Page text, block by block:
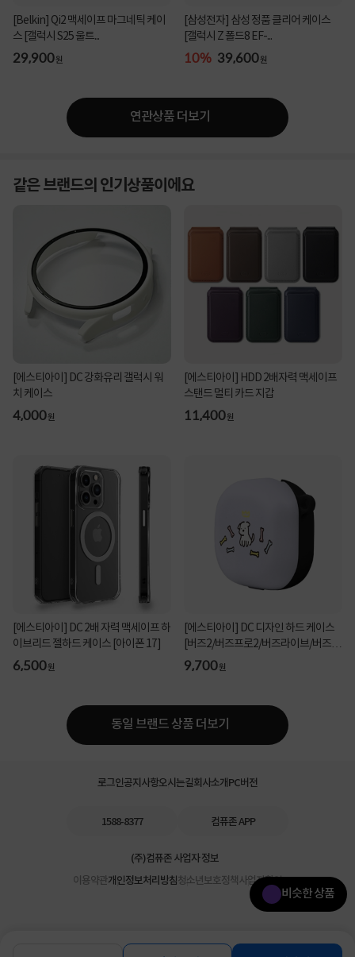
비슷한 상품
[Belkin] Qi2 맥세이프 마그네틱 케이
스 [갤럭시 S25 울트...
29,900원
[삼성전자] 삼성 정품 클리어 케이스
[갤럭시 Z 폴드8 EF-...
10% 39,600원
연관상품 더보기
같은 브랜드의 인기상품이에요
[에스티아이] DC 강화유리 갤럭시 워
치 케이스
4,000원
[에스티아이] HDD 2배자력 맥세이프
스탠드 멀티 카드 지갑
11,400원
[에스티아이] DC 2배 자력 맥세이프 하
이브리드 젤하드 케이스 [아이폰 17]
6,500원
[에스티아이] DC 디자인 하드 케이스
[버즈2/버즈프로2/버즈라이브/버즈프
로] 화이트...
9,700원
동일 브랜드 상품 더보기
로그인공지사항오시는길회사소개PC버전
1588-8377 컴퓨존 APP
(주)컴퓨존 사업자 정보
이용약관개인정보처리방침청소년보호정책사업자확인